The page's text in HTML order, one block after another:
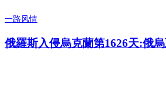
一路风情
俄羅斯入侵烏克蘭第1626天:俄